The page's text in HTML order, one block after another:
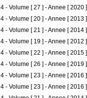
4 - Volume [ 27 ] - Annee [ 2020 ]
4 - Volume [ 20 ] - Annee [ 2013 ]
4 - Volume [ 21 ] - Annee [ 2014 ]
4 - Volume [ 19 ] - Annee [ 2012 ]
4 - Volume [ 22 ] - Annee [ 2015 ]
4 - Volume [ 26 ] - Annee [ 2019 ]
4 - Volume [ 23 ] - Annee [ 2016 ]
4 - Volume [ 23 ] - Annee [ 2016 ]